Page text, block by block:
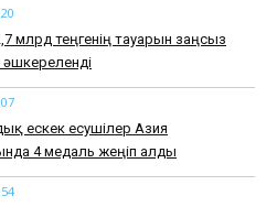
млрд теңгенің тауарын заңсыз
әшкереленді
ескек есушілер Азия
4 медаль жеңіп алды